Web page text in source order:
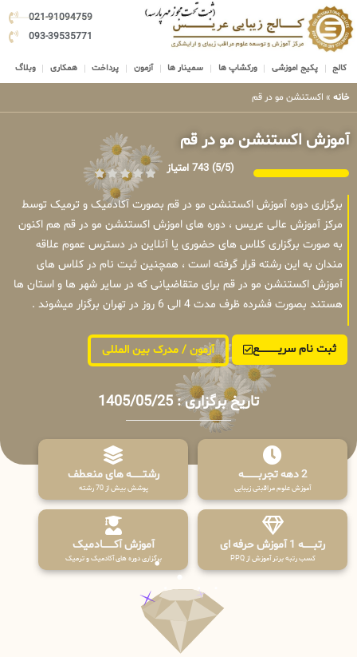
021-91094759
093-39535771
کالج پکیج اموزشی ورکشاپ ها سمینار ها آزمون پرداخت همکاری وبلاگ
خانه » اکستنشن مو در قم
آموزش اکستنشن مو در قم
(5/5) 743 امتیاز
برگزاری دوره آموزش اکستنشن مو در قم بصورت آکادمیک و ترمیک توسط
مرکز آموزش عالی عریس ، دوره های اموزش اکستنشن مو در قم هم اکنون
به صورت برگزاری کلاس های حضوری یا آنلاین در دسترس عموم علاقه
مندان به این رشته قرار گرفته است ، همچنین ثبت نام در کلاس های
آموزش اکستنشن مو در قم برای متقاضیانی که در سایر شهر ها و استان ها
هستند بصورت فشرده ظرف مدت 4 الی 6 روز در تهران برگزار میشوند .
ثبت نام سریــــــــــــع آزمون / مدرک بین المللی
تاریخ برگزاری : 1405/05/25
2 دهه تجربـــــــــه
آموزش علوم مراقبتی زیبایی
رشتـــــــه های منعطف
پوشش بیش از 70 رشته
رتبــــــه 1 آموزش حرفه ای
کسب رتبه برتر آموزش از PPQ
آموزش آکـــــــادمیک
برگزاری دوره های آکادمیک و ترمیک